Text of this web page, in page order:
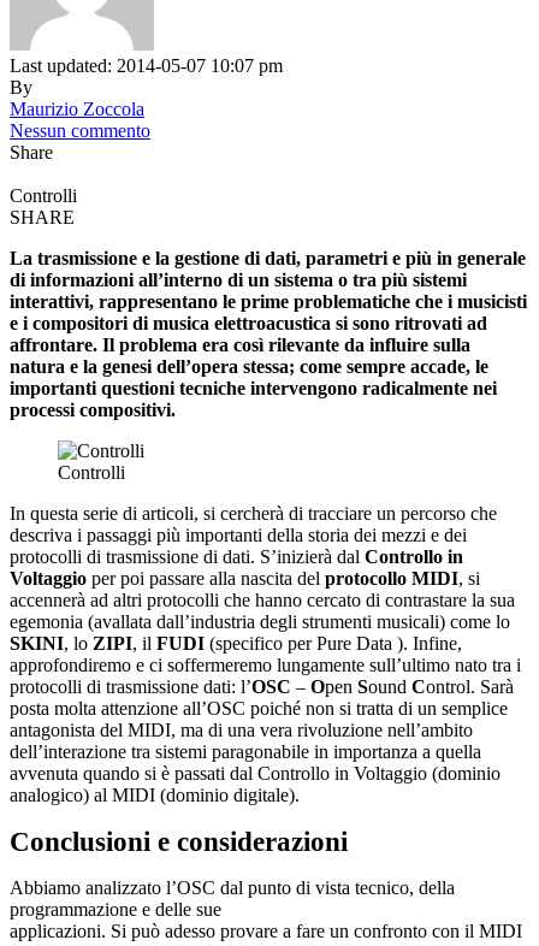
Last updated: 2014-05-07 10:07 pm
By
Maurizio Zoccola
Nessun commento
Share
Controlli
SHARE
La trasmissione e la gestione di dati, parametri e più in generale
di informazioni all’interno di un sistema o tra più sistemi
interattivi, rappresentano le prime problematiche che i musicisti
e i compositori di musica elettroacustica si sono ritrovati ad
affrontare. Il problema era così rilevante da influire sulla
natura e la genesi dell’opera stessa; come sempre accade, le
importanti questioni tecniche intervengono radicalmente nei
processi compositivi.
Controlli
In questa serie di articoli, si cercherà di tracciare un percorso che
descriva i passaggi più importanti della storia dei mezzi e dei
protocolli di trasmissione di dati. S’inizierà dal Controllo in
Voltaggio per poi passare alla nascita del protocollo MIDI, si
accennerà ad altri protocolli che hanno cercato di contrastare la sua
egemonia (avallata dall’industria degli strumenti musicali) come lo
SKINI, lo ZIPI, il FUDI (specifico per Pure Data ). Infine,
approfondiremo e ci soffermeremo lungamente sull’ultimo nato tra i
protocolli di trasmissione dati: l’OSC – Open Sound Control. Sarà
posta molta attenzione all’OSC poiché non si tratta di un semplice
antagonista del MIDI, ma di una vera rivoluzione nell’ambito
dell’interazione tra sistemi paragonabile in importanza a quella
avvenuta quando si è passati dal Controllo in Voltaggio (dominio
analogico) al MIDI (dominio digitale).
Conclusioni e considerazioni
Abbiamo analizzato l’OSC dal punto di vista tecnico, della
programmazione e delle sue
applicazioni. Si può adesso provare a fare un confronto con il MIDI